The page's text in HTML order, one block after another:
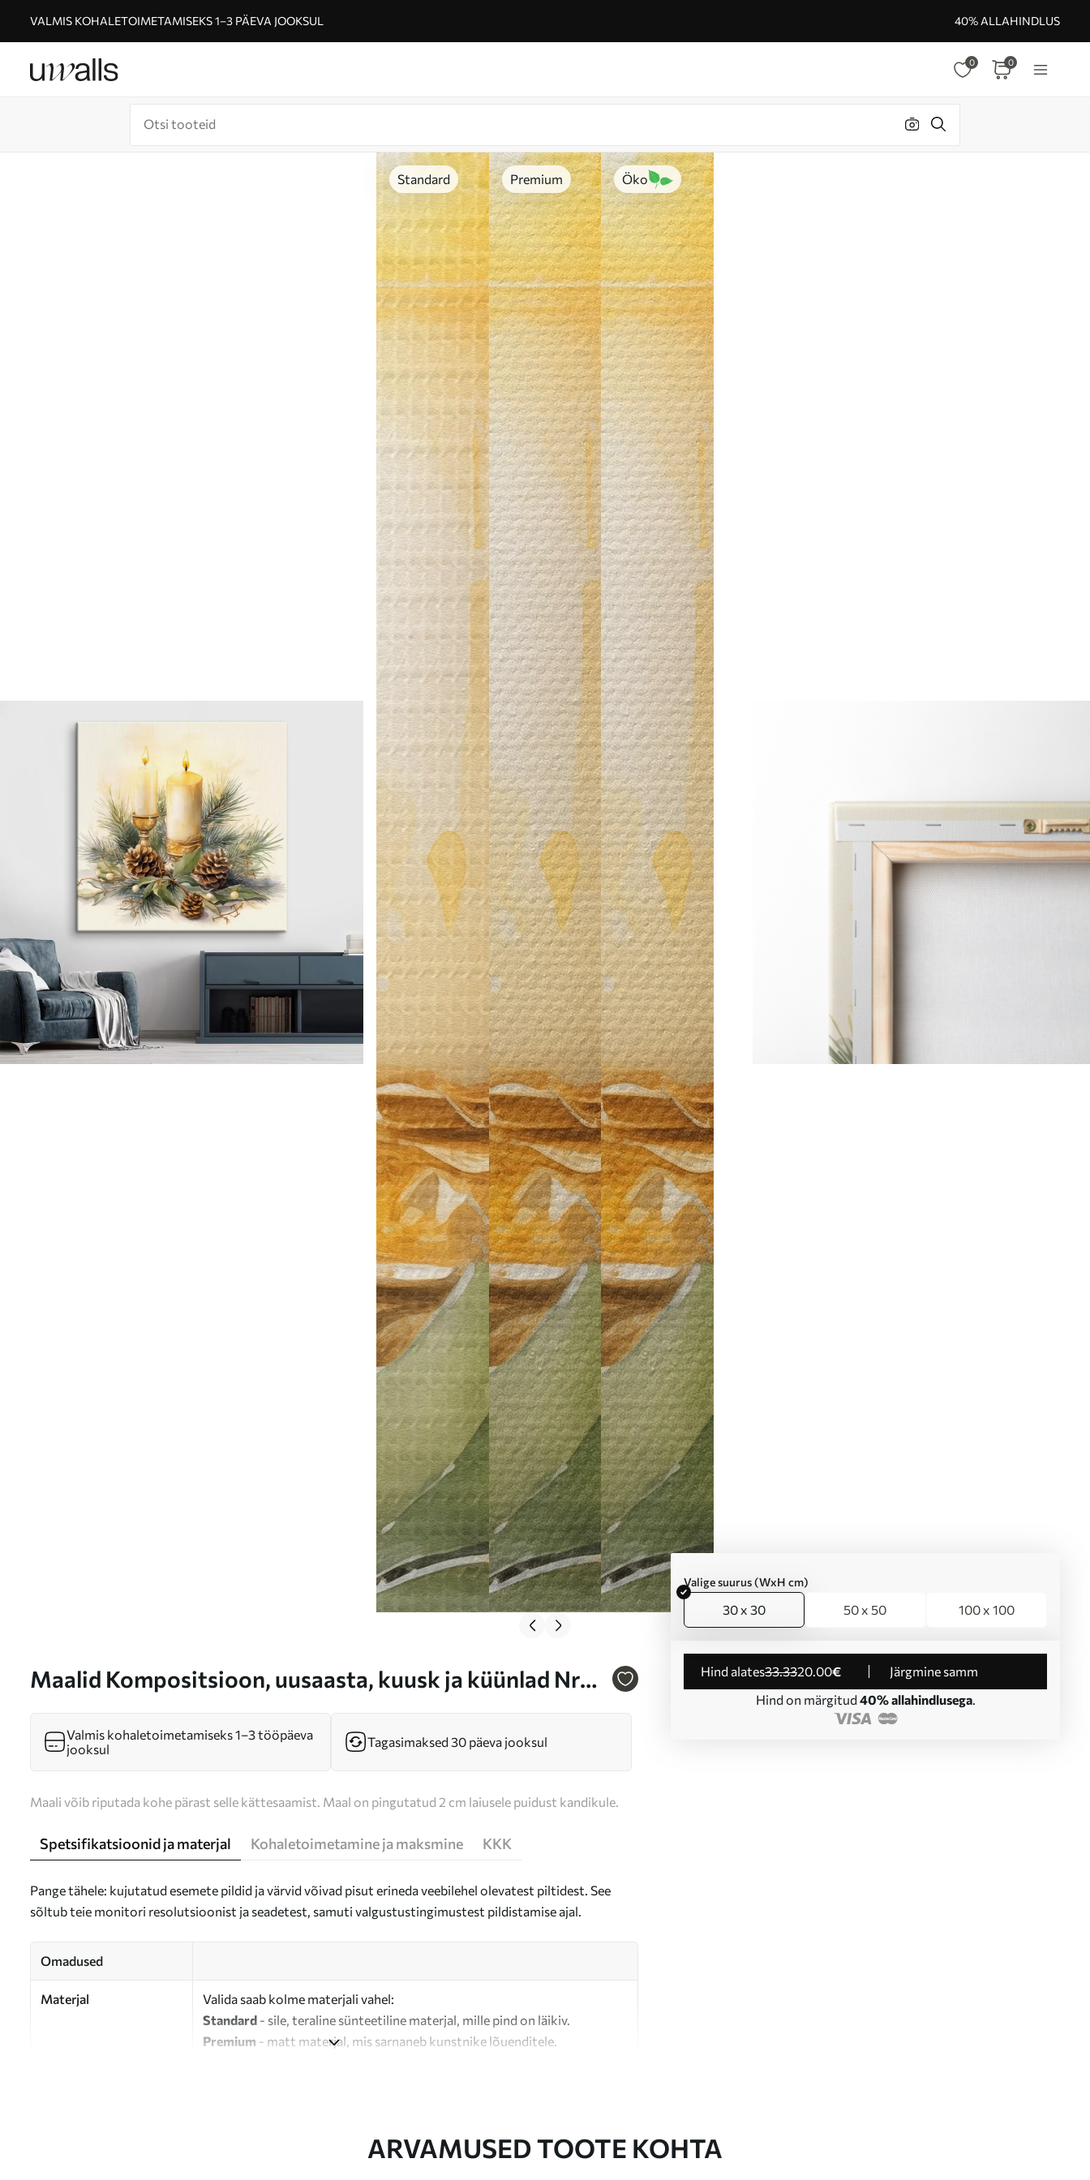
VALMIS KOHALETOIMETAMISEKS 1–3 PÄEVA JOOKSUL 40% ALLAHINDLUS
0 0
Standard Premium Öko
Maalid Kompositsioon, uusaasta, kuusk ja küünlad Nr
Valige suurus (WxH cm)
30 x 30 50 x 50 100 x 100
Hind alates33.3320.00€
Järgmine samm
Hind on märgitud 40% allahindlusega.
Valmis kohaletoimetamiseks 1–3 tööpäeva
jooksul
Tagasimaksed 30 päeva jooksul
Maali võib riputada kohe pärast selle kättesaamist. Maal on pingutatud 2 cm laiusele puidust kandikule.
Spetsifikatsioonid ja materjal Kohaletoimetamine ja maksmine KKK
Pange tähele: kujutatud esemete pildid ja värvid võivad pisut erineda veebilehel olevatest piltidest. See
sõltub teie monitori resolutsioonist ja seadetest, samuti valgustustingimustest pildistamise ajal.
Omadused
Materjal
Valida saab kolme materjali vahel:
Standard - sile, teraline sünteetiline materjal, mille pind on läikiv.
Premium - matt materjal, mis sarnaneb kunstnike lõuenditele.
ARVAMUSED TOOTE KOHTA